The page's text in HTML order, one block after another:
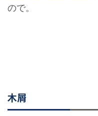
ので。
木屑